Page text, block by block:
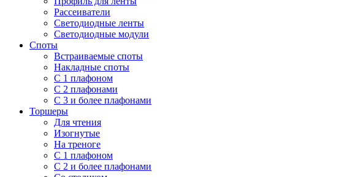
Рассеиватели
Светодиодные ленты
Светодиодные модули
Споты
Встраиваемые споты
Накладные споты
С 1 плафоном
С 2 плафонами
С 3 и более плафонами
Торшеры
Для чтения
Изогнутые
На треноге
С 1 плафоном
С 2 и более плафонами